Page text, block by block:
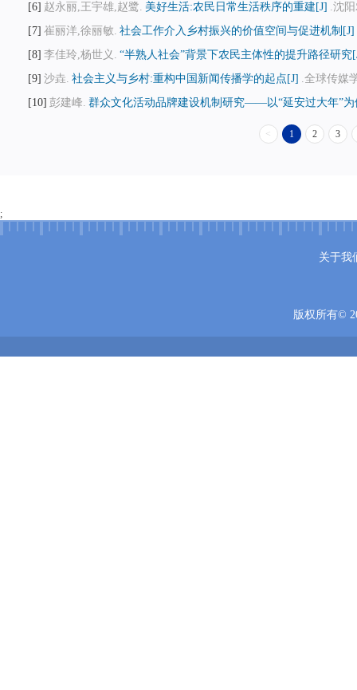
6 赵永丽,王宇雄,赵鹭. 美好生活:农民日常生活秩序的重建[J] .沈
7 崔丽洋,徐丽敏. 社会工作介入乡村振兴的价值空间与促进机制[J]
8 李佳玲,杨世义. “半熟人社会”背景下农民主体性的提升路径研究
9 沙垚. 社会主义与乡村:重构中国新闻传播学的起点[J] .全球传媒
10 彭建峰. 群众文化活动品牌建设机制研究——以“延安过大年”为
< 1 2 3
;
关于我
版权所有©